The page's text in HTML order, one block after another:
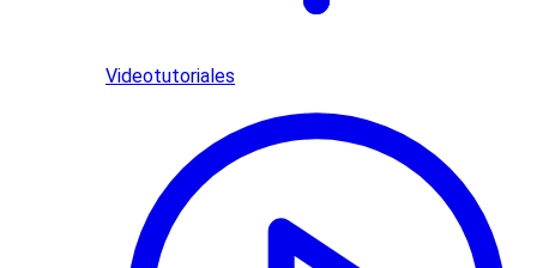
Videotutoriales